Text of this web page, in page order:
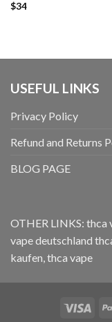
Bewertet mit
$34
USEFUL LINKS
Privacy Policy
Refund and Returns
BLOG PAGE
OTHER LINKS: thca
vape deutschland
kaufen,thca vape